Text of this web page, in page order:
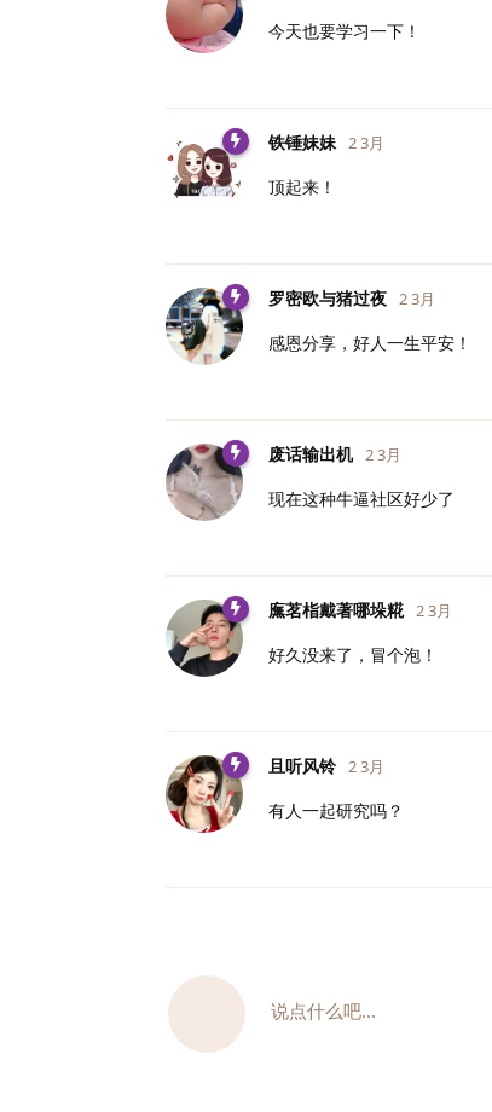
今天也要学习一下！
铁锤妹妹 2 3月
顶起来！
罗密欧与猪过夜 2 3月
感恩分享，好人一生平安！
废话输出机 2 3月
现在这种牛逼社区好少了
廡茗栺戴著哪垛糀 2 3月
好久没来了，冒个泡！
且听风铃 2 3月
有人一起研究吗？
说点什么吧...